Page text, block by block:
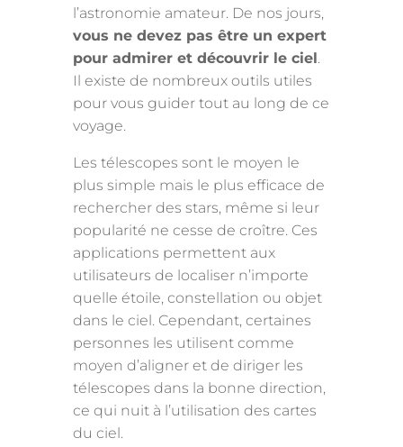
l’astronomie amateur. De nos jours,
vous ne devez pas être un expert
pour admirer et découvrir le ciel.
Il existe de nombreux outils utiles
pour vous guider tout au long de ce
voyage.
Les télescopes sont le moyen le
plus simple mais le plus efficace de
rechercher des stars, même si leur
popularité ne cesse de croître. Ces
applications permettent aux
utilisateurs de localiser n’importe
quelle étoile, constellation ou objet
dans le ciel. Cependant, certaines
personnes les utilisent comme
moyen d’aligner et de diriger les
télescopes dans la bonne direction,
ce qui nuit à l’utilisation des cartes
du ciel.